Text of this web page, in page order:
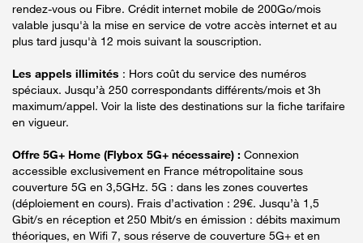
rendez-vous ou Fibre. Crédit internet mobile de 200Go/mois
valable jusqu'à la mise en service de votre accès internet et au
plus tard jusqu'à 12 mois suivant la souscription.
Les appels illimités : Hors coût du service des numéros
spéciaux. Jusqu’à 250 correspondants différents/mois et 3h
maximum/appel. Voir la liste des destinations sur la fiche tarifaire
en vigueur.
Offre 5G+ Home (Flybox 5G+ nécessaire) : Connexion
accessible exclusivement en France métropolitaine sous
couverture 5G en 3,5GHz. 5G : dans les zones couvertes
(déploiement en cours). Frais d’activation : 29€. Jusqu’à 1,5
Gbit/s en réception et 250 Mbit/s en émission : débits maximum
théoriques, en Wifi 7, sous réserve de couverture 5G+ et en